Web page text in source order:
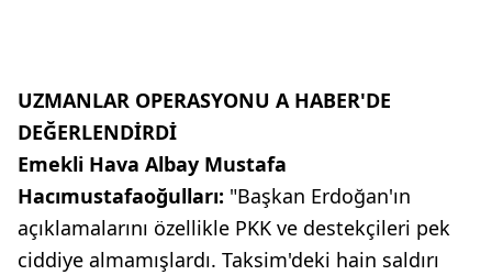
UZMANLAR OPERASYONU A HABER'DE
DEĞERLENDİRDİ
Emekli Hava Albay Mustafa
Hacımustafaoğulları: "Başkan Erdoğan'ın
açıklamalarını özellikle PKK ve destekçileri pek
ciddiye almamışlardı. Taksim'deki hain saldırı